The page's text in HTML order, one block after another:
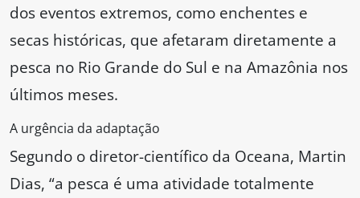
dos eventos extremos, como enchentes e
secas históricas, que afetaram diretamente a
pesca no Rio Grande do Sul e na Amazônia nos
últimos meses.
A urgência da adaptação
Segundo o diretor-científico da Oceana, Martin
Dias, “a pesca é uma atividade totalmente